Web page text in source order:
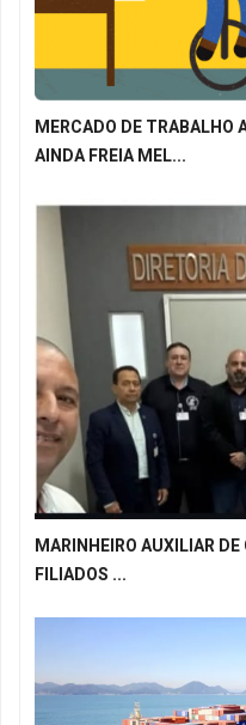
MERCADO DE TRABALHO
AINDA FREIA MEL...
MARINHEIRO AUXILIAR
FILIADOS ...